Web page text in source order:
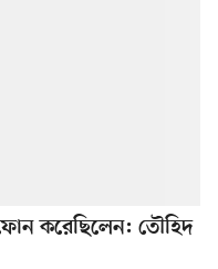
করেছিলেন: তৌহিদ